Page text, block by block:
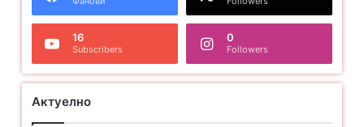
16
Subscribers
0
Followers
Актуелно